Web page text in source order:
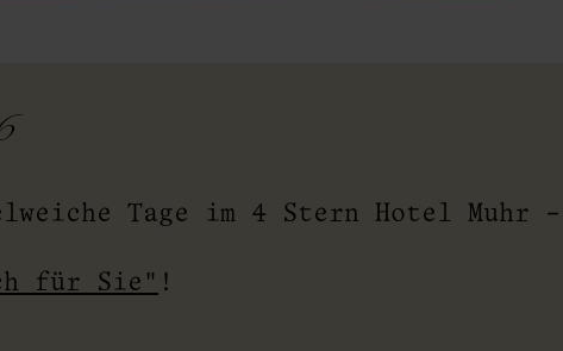
Tage im 4 Stern Hotel
für Sie" !